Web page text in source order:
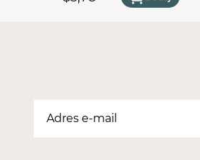
potwierdzone